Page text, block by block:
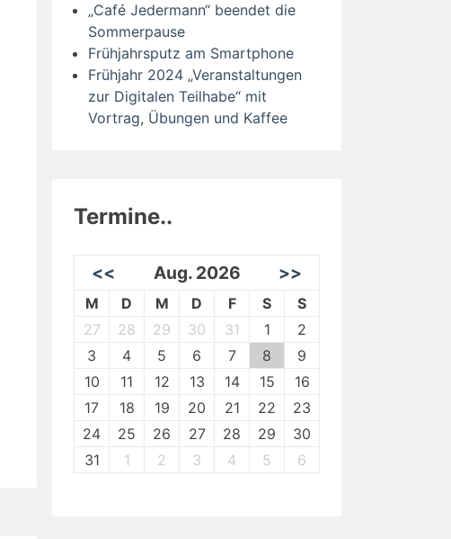
„Café Jedermann“ beendet die
Sommerpause
Frühjahrsputz am Smartphone
Frühjahr 2024 „Veranstaltungen
zur Digitalen Teilhabe“ mit
Vortrag, Übungen und Kaffee
Termine..
<< Aug. 2026 >>
M D M D F S
S
27
28 29 30 31 1
2
3
4 5 6 7 8
9
10
11 12 13 14 15
16
17
18 19 20 21 22
23
24
25 26 27 28 29
30
31
1 2 3 4 5 6